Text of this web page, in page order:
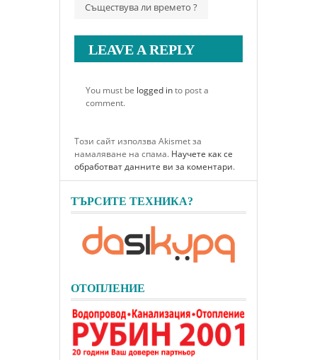
Съществува ли времето ?
LEAVE A REPLY
You must be logged into post a
comment.
Този сайт използва Akismet за
намаляване на спама. Научете как се
обработват данните ви за коментари.
ТЪРСИТЕ ТЕХНИКА?
ОТОПЛЕНИЕ